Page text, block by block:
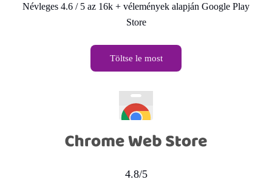
Névleges 4.6 / 5 az 16k + vélemények alapján Google Play
Store
Töltse le most
4.8/5